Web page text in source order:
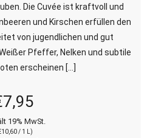
Die Cuvée ist kraftvoll und
und Kirschen erfüllen den
von jugendlichen und gut
Pfeffer, Nelken und subtile
erscheinen […]
7,95
19% MwSt.
10,60/ 1 L)